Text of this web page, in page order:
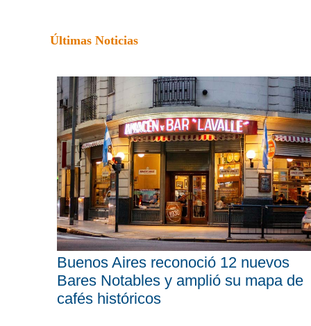
Últimas Noticias
Buenos Aires reconoció 12 nuevos
Bares Notables y amplió su mapa de
cafés históricos